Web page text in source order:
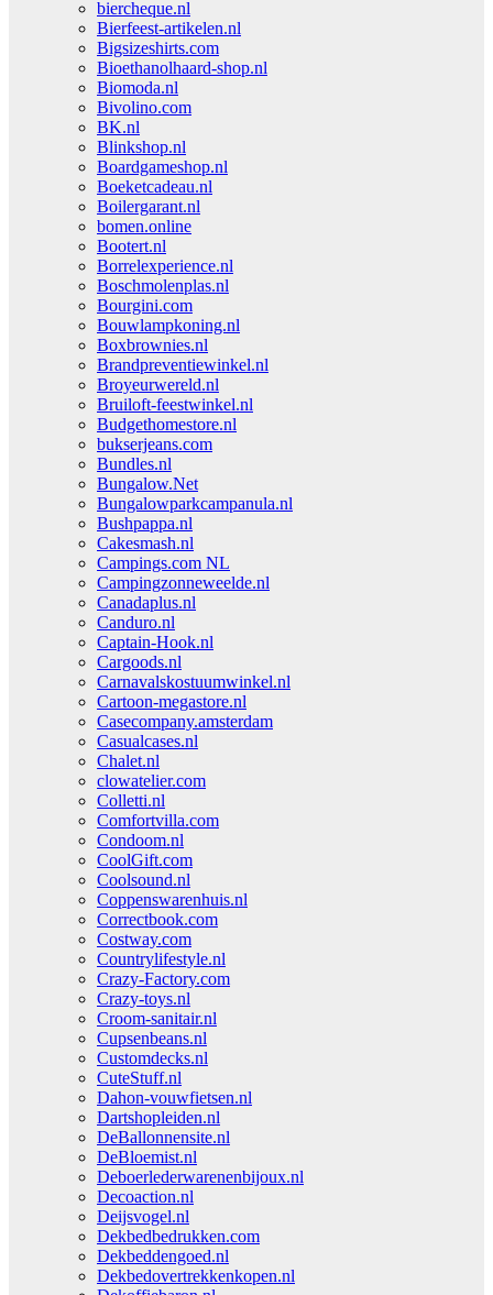
biercheque.nl
Bierfeest-artikelen.nl
Bigsizeshirts.com
Bioethanolhaard-shop.nl
Biomoda.nl
Bivolino.com
BK.nl
Blinkshop.nl
Boardgameshop.nl
Boeketcadeau.nl
Boilergarant.nl
bomen.online
Bootert.nl
Borrelexperience.nl
Boschmolenplas.nl
Bourgini.com
Bouwlampkoning.nl
Boxbrownies.nl
Brandpreventiewinkel.nl
Broyeurwereld.nl
Bruiloft-feestwinkel.nl
Budgethomestore.nl
bukserjeans.com
Bundles.nl
Bungalow.Net
Bungalowparkcampanula.nl
Bushpappa.nl
Cakesmash.nl
Campings.com NL
Campingzonneweelde.nl
Canadaplus.nl
Canduro.nl
Captain-Hook.nl
Cargoods.nl
Carnavalskostuumwinkel.nl
Cartoon-megastore.nl
Casecompany.amsterdam
Casualcases.nl
Chalet.nl
clowatelier.com
Colletti.nl
Comfortvilla.com
Condoom.nl
CoolGift.com
Coolsound.nl
Coppenswarenhuis.nl
Correctbook.com
Costway.com
Countrylifestyle.nl
Crazy-Factory.com
Crazy-toys.nl
Croom-sanitair.nl
Cupsenbeans.nl
Customdecks.nl
CuteStuff.nl
Dahon-vouwfietsen.nl
Dartshopleiden.nl
DeBallonnensite.nl
DeBloemist.nl
Deboerlederwarenenbijoux.nl
Decoaction.nl
Deijsvogel.nl
Dekbedbedrukken.com
Dekbeddengoed.nl
Dekbedovertrekkenkopen.nl